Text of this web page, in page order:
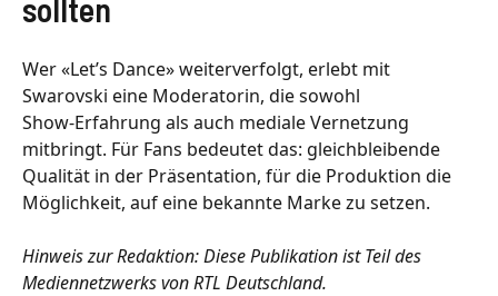
sollten
Wer «Let’s Dance» weiterverfolgt, erlebt mit
Swarovski eine Moderatorin, die sowohl
Show‑Erfahrung als auch mediale Vernetzung
mitbringt. Für Fans bedeutet das: gleichbleibende
Qualität in der Präsentation, für die Produktion die
Möglichkeit, auf eine bekannte Marke zu setzen.
Hinweis zur Redaktion: Diese Publikation ist Teil des
Mediennetzwerks von RTL Deutschland.